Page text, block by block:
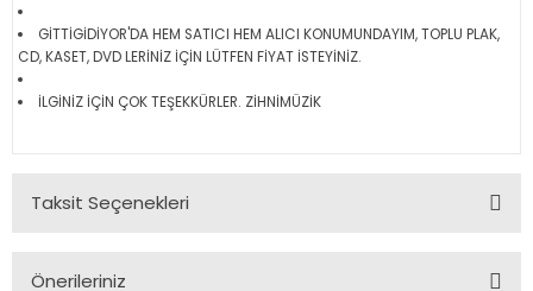
GİTTİGİDİYOR'DA HEM SATICI HEM ALICI KONUMUNDAYIM, TOPLU PLAK,
CD, KASET, DVD LERİNİZ İÇİN LÜTFEN FİYAT İSTEYİNİZ.
İLGİNİZ İÇİN ÇOK TEŞEKKÜRLER. ZİHNİMÜZİK
Taksit Seçenekleri
Önerileriniz